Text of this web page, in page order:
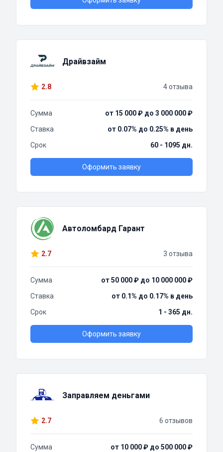
Драйвзайм
2.8 4 отзыва
Сумма
от 15 000 ₽ до 3 000 000 ₽
Ставка
от 0.07% до 0.25% в день
Срок
60 - 1095 дн.
Оформить заявку
Автоломбард Гарант
2.7 3 отзыва
Сумма
от 50 000 ₽ до 10 000 000 ₽
Ставка
от 0.1% до 0.17% в день
Срок
1 - 365 дн.
Оформить заявку
Заправляем деньгами
2.7 6 отзывов
Сумма
от 10 000 ₽ до 500 000 ₽